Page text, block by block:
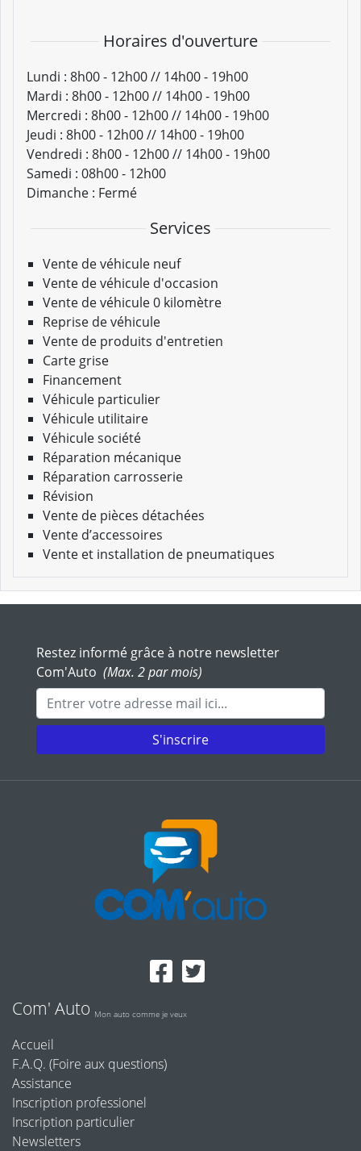
Horaires d'ouverture
Lundi : 8h00 - 12h00 // 14h00 - 19h00
Mardi : 8h00 - 12h00 // 14h00 - 19h00
Mercredi : 8h00 - 12h00 // 14h00 - 19h00
Jeudi : 8h00 - 12h00 // 14h00 - 19h00
Vendredi : 8h00 - 12h00 // 14h00 - 19h00
Samedi : 08h00 - 12h00
Dimanche : Fermé
Services
Vente de véhicule neuf
Vente de véhicule d'occasion
Vente de véhicule 0 kilomètre
Reprise de véhicule
Vente de produits d'entretien
Carte grise
Financement
Véhicule particulier
Véhicule utilitaire
Véhicule société
Réparation mécanique
Réparation carrosserie
Révision
Vente de pièces détachées
Vente d’accessoires
Vente et installation de pneumatiques
Restez informé grâce à notre newsletter
Com'Auto (Max. 2 par mois)
Adresse mail
S'inscrire
Com' Auto Mon auto comme je veux
Accueil
F.A.Q. (Foire aux questions)
Assistance
Inscription professionel
Inscription particulier
Newsletters